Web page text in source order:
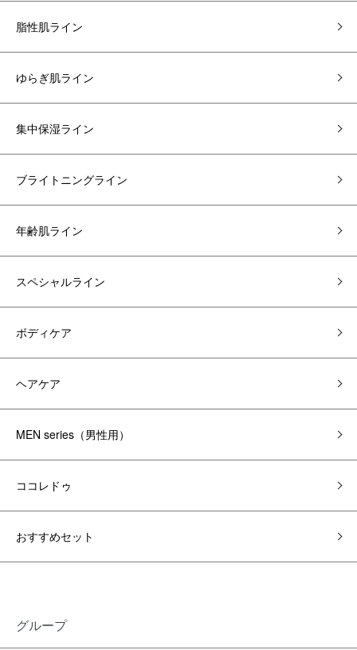
脂性肌ライン
ゆらぎ肌ライン
集中保湿ライン
ブライトニングライン
年齢肌ライン
スペシャルライン
ボディケア
ヘアケア
MEN series（男性用）
ココレドゥ
おすすめセット
グループ